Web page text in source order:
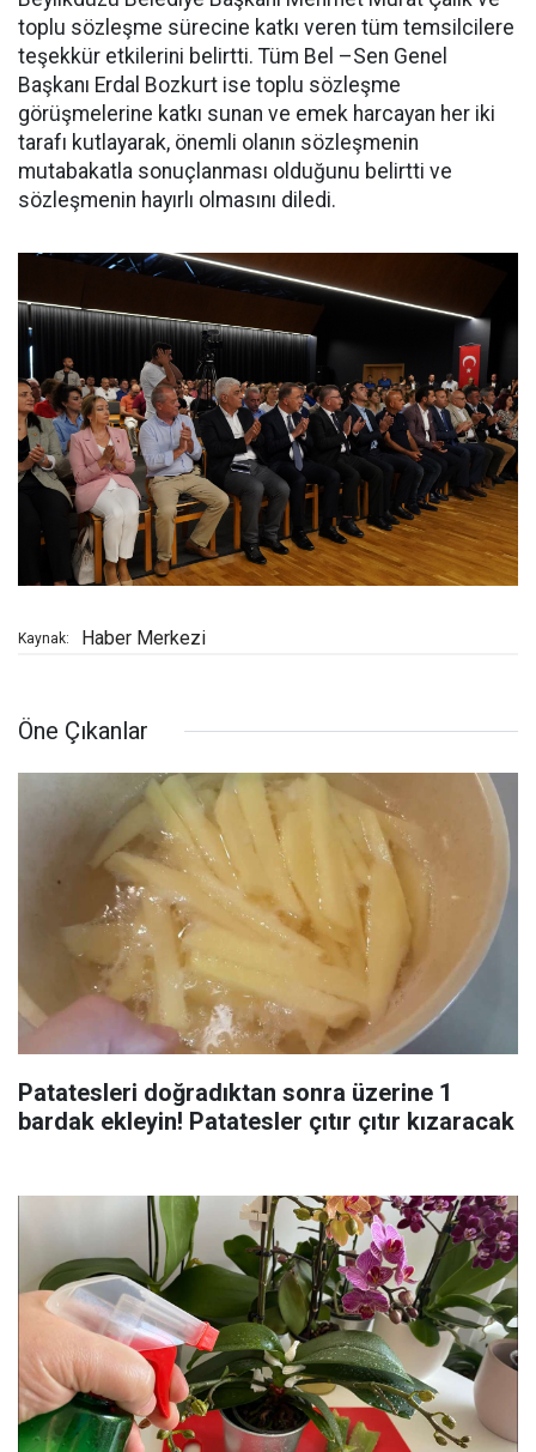
toplu sözleşme sürecine katkı veren tüm temsilcilere
teşekkür etkilerini belirtti. Tüm Bel –Sen Genel
Başkanı Erdal Bozkurt ise toplu sözleşme
görüşmelerine katkı sunan ve emek harcayan her iki
tarafı kutlayarak, önemli olanın sözleşmenin
mutabakatla sonuçlanması olduğunu belirtti ve
sözleşmenin hayırlı olmasını diledi.
Kaynak: Haber Merkezi
Öne Çıkanlar
Patatesleri doğradıktan sonra üzerine 1
bardak ekleyin! Patatesler çıtır çıtır kızaracak